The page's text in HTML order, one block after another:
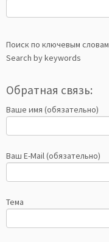
Поиск по ключевым словам
Search by keywords
Обратная связь:
Ваше имя (обязательно)
Ваш E-Mail (обязательно)
Тема